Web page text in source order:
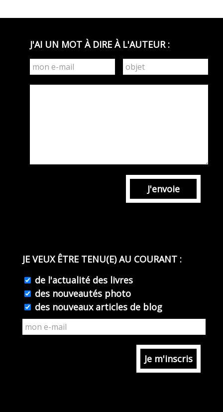
J'AI UN MOT À DIRE À L'AUTEUR :
J'envoie
JE VEUX ÊTRE TENU(E) AU COURANT :
de l'actualité des livres
des nouveautés photo
des nouveaux articles de blog